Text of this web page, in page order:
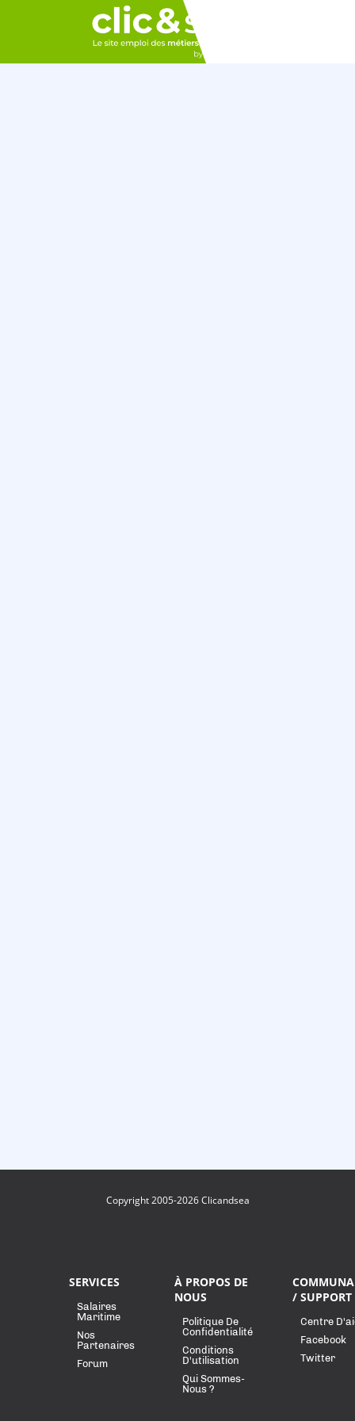
Copyright 2005-2026 Clicandsea
SERVICES
Salaires
Maritime
Nos
Partenaires
Forum
À PROPOS DE
NOUS
Politique De
Confidentialité
Conditions
D'utilisation
Qui Sommes-
Nous ?
/ SUPPORT
Centre
Facebook
Twitter